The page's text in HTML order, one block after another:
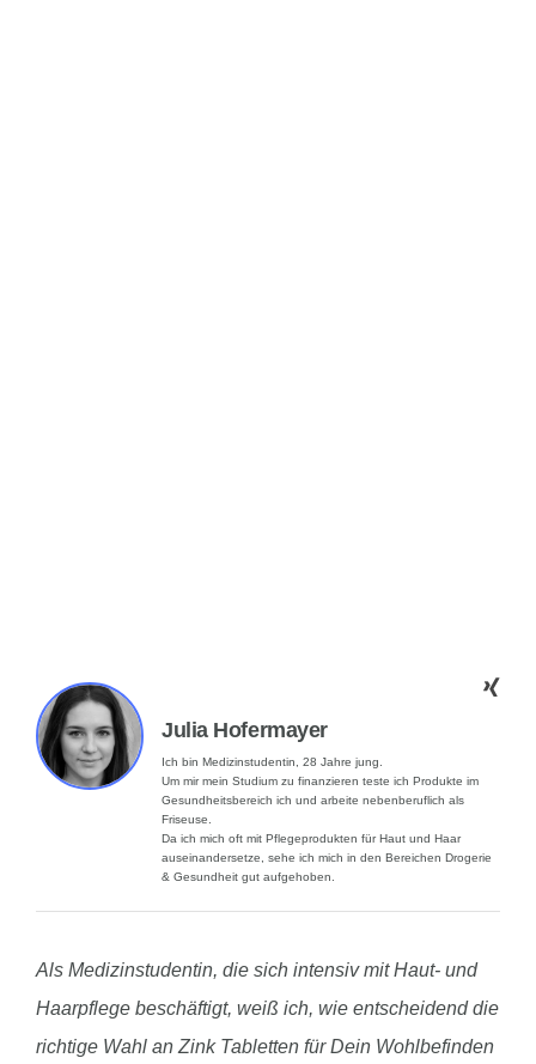
Julia Hofermayer
Ich bin Medizinstudentin, 28 Jahre jung.
Um mir mein Studium zu finanzieren teste ich Produkte im
Gesundheitsbereich ich und arbeite nebenberuflich als
Friseuse.
Da ich mich oft mit Pflegeprodukten für Haut und Haar
auseinandersetze, sehe ich mich in den Bereichen Drogerie
& Gesundheit gut aufgehoben.
Als Medizinstudentin, die sich intensiv mit Haut- und
Haarpflege beschäftigt, weiß ich, wie entscheidend die
richtige Wahl an Zink Tabletten für Dein Wohlbefinden